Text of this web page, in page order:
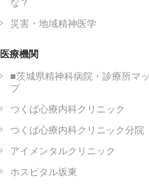
災害・地域精神医学
医療機関
■茨城県精神科病院・診療所マッ
プ
つくば心療内科クリニック
つくば心療内科クリニック分院
アイメンタルクリニック
ホスピタル坂東